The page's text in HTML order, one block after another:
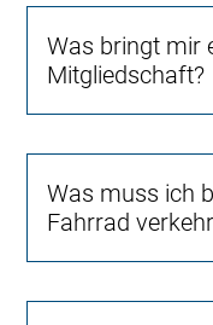
Was bringt mir
Mitgliedschaft?
Was muss ich
Fahrrad